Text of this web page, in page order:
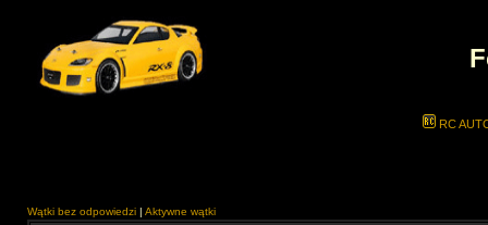
RC
Wątki bez odpowiedzi | Aktywne wątki